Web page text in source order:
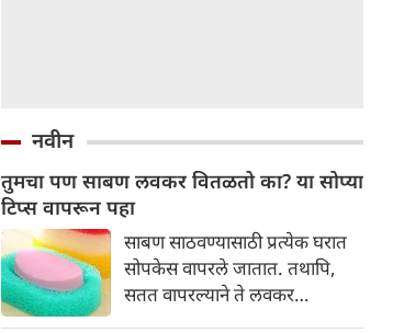
नवीन
तुमचा पण साबण लवकर वितळतो का? या सोप्या
टिप्स वापरून पहा
साबण साठवण्यासाठी प्रत्येक घरात
सोपकेस वापरले जातात. तथापि,
सतत वापरल्याने ते लवकर